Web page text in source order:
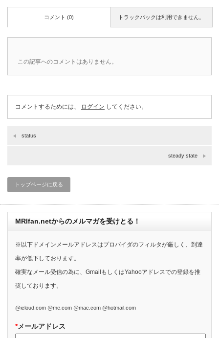
トラックバックは利用できません。
コメント (0)
この記事へのコメントはありません。
コメントするためには、 ログイン してください。
status
steady state
トップページに戻る
MRIfan.netからのメルマガを受けとる！
※以下ドメインメールアドレスはプロバイダのフィルタが厳しく、到達
率が低下しております。
確実なメール受信の為に、GmailもしくはYahooアドレスでの登録を推
奨しております。
@icloud.com @me.com @mac.com @hotmail.com
*メールアドレス